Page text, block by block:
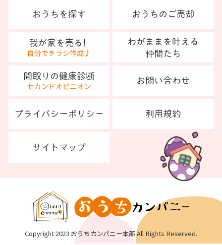
Copyright 2023 おうちカンパニー本部 All Rights Reserved.